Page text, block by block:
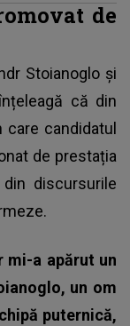
de
Stoianoglo și
că din
candidatul
de prestația
discursurile
mi-a apărut un
un om
puternică,